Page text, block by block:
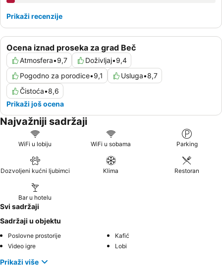
Ocena iznad proseka za grad Beč
Atmosfera•9,7 Doživljaj•9,4
Pogodno za porodice•9,1 Usluga•8,7
Čistoća•8,6
Prikaži još ocena
Prikaži recenzije
Najvažniji sadržaji
WiFi u lobiju WiFi u sobama Parking
Dozvoljeni kućni ljubimci Klima Restoran
Bar u hotelu
Svi sadržaji
Sadržaji u objektu
Poslovne prostorije
Kafić
Video igre
Lobi
Prikaži više